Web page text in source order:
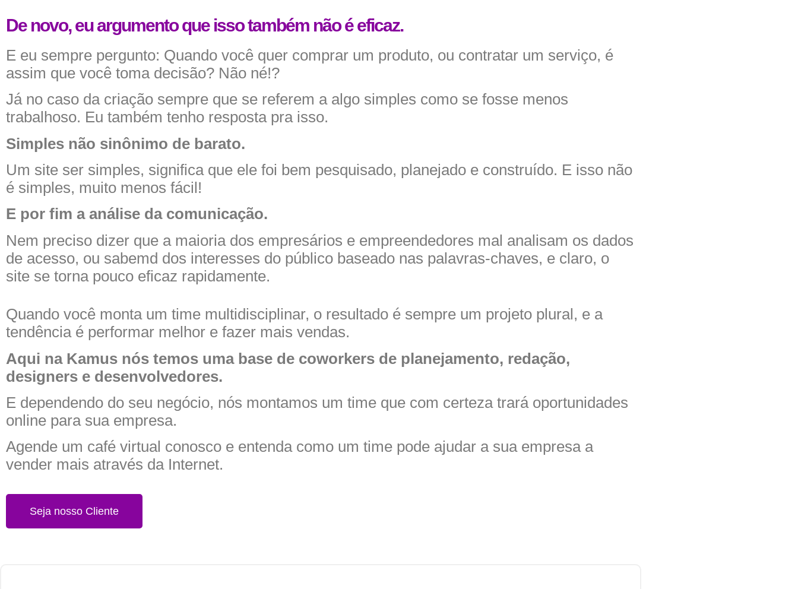
De novo, eu argumento que isso também não é eficaz.
E eu sempre pergunto: Quando você quer comprar um produto, ou contratar um serviço, é
assim que você toma decisão? Não né!?
Já no caso da criação sempre que se referem a algo simples como se fosse menos
trabalhoso. Eu também tenho resposta pra isso.
Simples não sinônimo de barato.
Um site ser simples, significa que ele foi bem pesquisado, planejado e construído. E isso não
é simples, muito menos fácil!
E por fim a análise da comunicação.
Nem preciso dizer que a maioria dos empresários e empreendedores mal analisam os dados
de acesso, ou sabemd dos interesses do público baseado nas palavras-chaves, e claro, o
site se torna pouco eficaz rapidamente.
Quando você monta um time multidisciplinar, o resultado é sempre um projeto plural, e a
tendência é performar melhor e fazer mais vendas.
Aqui na Kamus nós temos uma base de coworkers de planejamento, redação,
designers e desenvolvedores.
E dependendo do seu negócio, nós montamos um time que com certeza trará oportunidades
online para sua empresa.
Agende um café virtual conosco e entenda como um time pode ajudar a sua empresa a
vender mais através da Internet.
Seja nosso Cliente